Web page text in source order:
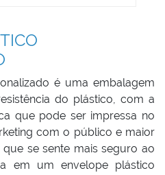
é uma embalagem
do plástico, com a
que pode ser impressa no
com o público e maior
se sente mais seguro ao
em um envelope plástico